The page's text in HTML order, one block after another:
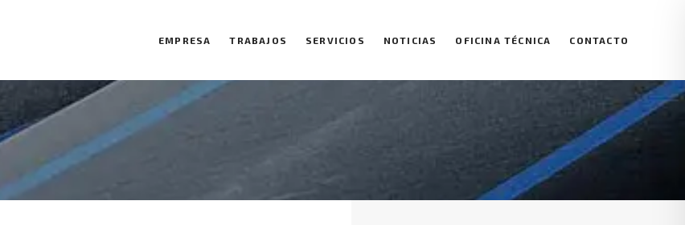
EMPRESA TRABAJOS SERVICIOS NOTICIAS OFICINA TÉCNICA CONTACTO